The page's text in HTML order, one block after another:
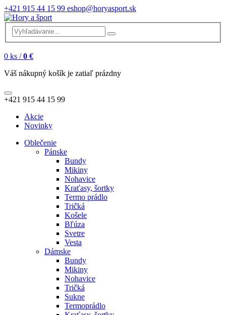
+421 915 44 15 99 eshop@horyasport.sk
0 ks / 0 €
Váš nákupný košík je zatiaľ prázdny
+421 915 44 15 99
Akcie
Novinky
Oblečenie
Pánske
Bundy
Mikiny
Nohavice
Kraťasy, šortky
Termo prádlo
Tričká
Košele
Bľúza
Svetre
Vesta
Dámske
Bundy
Mikiny
Nohavice
Tričká
Sukne
Termoprádlo